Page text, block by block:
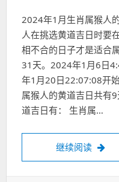
2024年1月生肖属猴人
人在挑选黄道吉日时要
相不合的日子才是适合
31天。2024年1月6日
年1月20日22:07:08开
属猴人的黄道吉日共有
道吉日有： 生肖属…
继续阅读 生肖